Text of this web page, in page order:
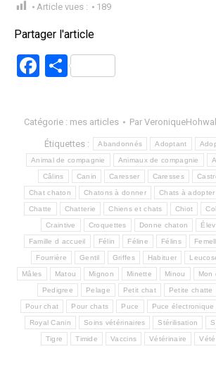
Article vues : 189
Partager l'article
Facebook
Partager
Catégorie : mes articles Par
Étiquettes : Abandonnés Adoptant
Animal de compagnie Animaux de compagnie
Câlins Canin Caresser Caresses
Chat chaton Chatons à donner Chats à adopter
Chatte Chatterie Chiens et chats Chiot
Craintive Croquettes Donne chaton
Famille d accueil Félin Féline Félins
Fourrière Gentil Griffes Habituer
Mâles Matou Mignon Minette Minou Mon
Pedigree Pelage Petit chat Petite chatte
Pour chat Pour chats Puce Puce électronique
Royal Canin Soins vétérinaires Stérilisation
Tigre Timide Vaccins Vétérinaire